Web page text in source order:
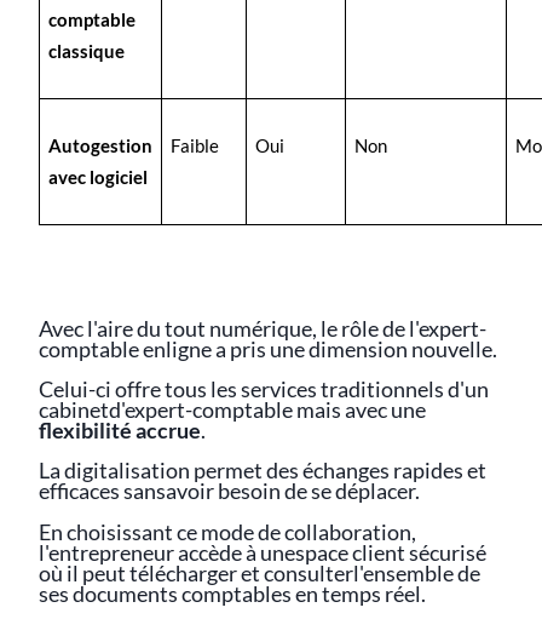
comptable
classique
Autogestion
avec logiciel
Faible Oui Non
Avec l'aire du tout numérique, le rôle de l'expert-
comptable enligne a pris une dimension nouvelle.
Celui-ci offre tous les services traditionnels d'un
cabinetd'expert-comptable mais avec une
flexibilité accrue.
La digitalisation permet des échanges rapides et
efficaces sansavoir besoin de se déplacer.
En choisissant ce mode de collaboration,
l'entrepreneur accède à unespace client sécurisé
où il peut télécharger et consulterl'ensemble de
ses documents comptables en temps réel.